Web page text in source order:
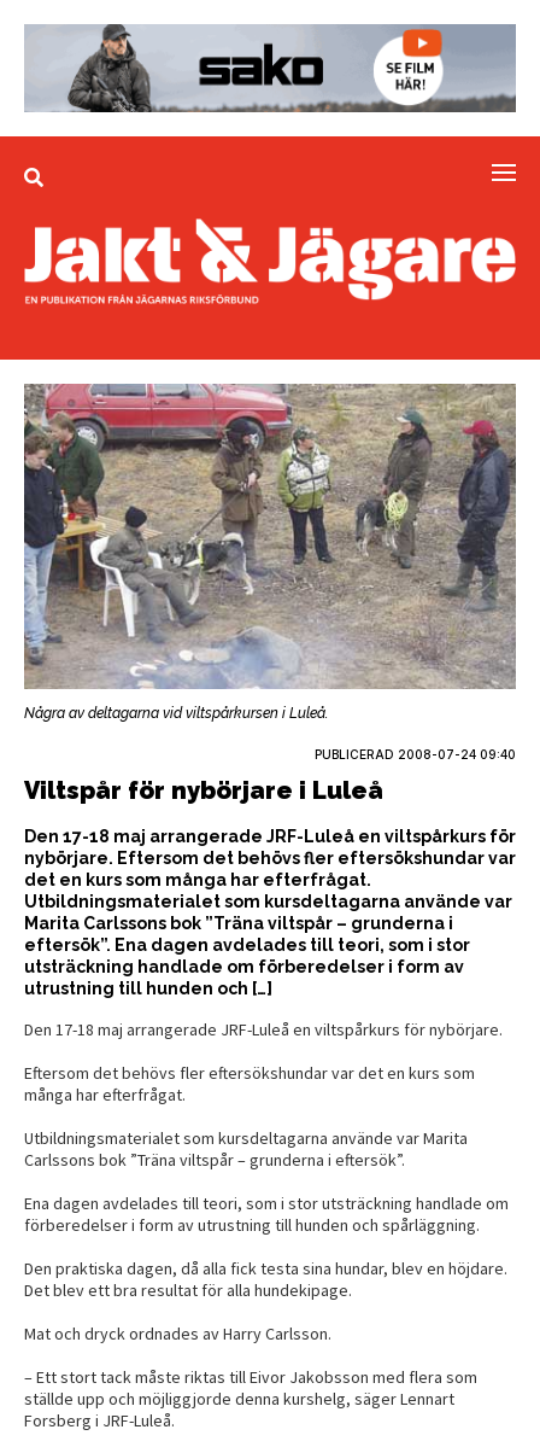
Några av deltagarna vid viltspårkursen i Luleå.
PUBLICERAD 2008-07-24 09:40
Viltspår för nybörjare i Luleå
Den 17-18 maj arrangerade JRF-Luleå en viltspårkurs för
nybörjare. Eftersom det behövs fler eftersökshundar var
det en kurs som många har efterfrågat.
Utbildningsmaterialet som kursdeltagarna använde var
Marita Carlssons bok ”Träna viltspår – grunderna i
eftersök”. Ena dagen avdelades till teori, som i stor
utsträckning handlade om förberedelser i form av
utrustning till hunden och […]
Den 17-18 maj arrangerade JRF-Luleå en viltspårkurs för nybörjare.
Eftersom det behövs fler eftersökshundar var det en kurs som
många har efterfrågat.
Utbildningsmaterialet som kursdeltagarna använde var Marita
Carlssons bok ”Träna viltspår – grunderna i eftersök”.
Ena dagen avdelades till teori, som i stor utsträckning handlade om
förberedelser i form av utrustning till hunden och spårläggning.
Den praktiska dagen, då alla fick testa sina hundar, blev en höjdare.
Det blev ett bra resultat för alla hundekipage.
Mat och dryck ordnades av Harry Carlsson.
– Ett stort tack måste riktas till Eivor Jakobsson med flera som
ställde upp och möjliggjorde denna kurshelg, säger Lennart
Forsberg i JRF-Luleå.